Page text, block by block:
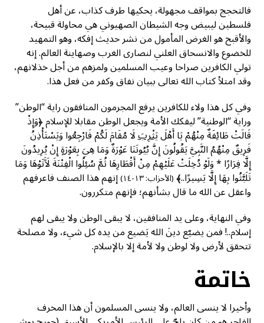
فالتحجج بمواقف مجهولة، يحكيها طرف كذاب، عن أهل
فلسطين ليبيض وجه الشيطان الصهيوني هي محاولة قبيحة،
والأقبح هو الغرض المأمول من نشر حديث إفكه، وهو التمهيد
للخضوع والانسحاق العلني لنصارى الغرب وصهاينة العالم. إنه
تولي الكافرين صراحا وعيب المسلمين ولمزهم من أجل خذلانهم،
وقد امتلأ كتاب الله تعالى ببيان نفاق وكفر من فعل هذا.
وفي كل هذا ولاء للكافرين يرفع المجرمون المنافقون راية “الوطن”
وراية “الوطنية” ليفكك الأمة ويجعل الوطن مقابلا للإسلام ﴿وَإِذْ
قَالَتْ طَائِفَةٌ مِنْهُمْ يَا أَهْلَيَثْرِبَلَا مُقَامَ لَكُمْ فَارْجِعُوا وَيَسْتَأْذِنُ
فَرِيقٌ مِنْهُمُ النَّبِيَّ يَقُولُونَ إِنَّ بُيُوتَنَا عَوْرَةٌ وَمَا هِيَ بِعَوْرَةٍ إِنْ يُرِيدُونَ
إِلَّا فِرَارًا * وَلَوْ دُخِلَتْ عَلَيْهِمْ مِنْ أَقْطَارِهَا ثُمَّ سُئِلُوا الْفِتْنَةَ لَآَتَوْهَا وَمَا
تَلَبَّثُوا بِهَا إِلَّا يَسِيرًا..﴾(الأحزاب: ١٣-١٤) إنهم هذا الصنف فاعرفهم
واعقل عن الله ما قال بشأنهم؛ فإنهم متكررون.
وفي النهاية، وعلى يد المنافقين، لا يبقى الوطن ولا يبقى لهم
إسلام..! فمن يضيّع دينَ الله يَضيع من يده كل شيء، ولا مصلحة
تتحقق لأرض ولا لوطن ولا لأمة إلا بالإسلام.
خاتمة
وأخيرا لا ينسى العالم، ولا ينسى المسلمون أن هذا المخرف